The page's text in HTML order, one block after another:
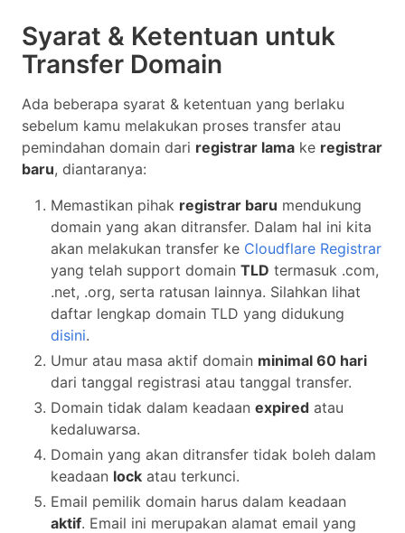
Syarat & Ketentuan untuk
Transfer Domain
Ada beberapa syarat & ketentuan yang berlaku
sebelum kamu melakukan proses transfer atau
pemindahan domain dari registrar lama ke registrar
baru, diantaranya:
Memastikan pihak registrar baru mendukung
domain yang akan ditransfer. Dalam hal ini kita
akan melakukan transfer ke Cloudflare Registrar
yang telah support domain TLD termasuk .com,
.net, .org, serta ratusan lainnya. Silahkan lihat
daftar lengkap domain TLD yang didukung
disini.
Umur atau masa aktif domain minimal 60 hari
dari tanggal registrasi atau tanggal transfer.
Domain tidak dalam keadaan expired atau
kedaluwarsa.
Domain yang akan ditransfer tidak boleh dalam
keadaan lock atau terkunci.
Email pemilik domain harus dalam keadaan
aktif. Email ini merupakan alamat email yang